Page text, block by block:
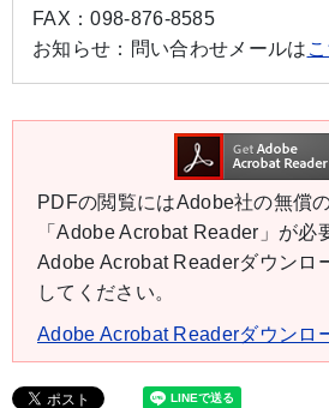
FAX：098-876-8585
お知らせ： 問い合わせメールは
PDFの閲覧にはAdobe社の無償
「Adobe Acrobat Reader」が必
Adobe Acrobat Readerダウンロ
してください。
Adobe Acrobat Readerダウンロ